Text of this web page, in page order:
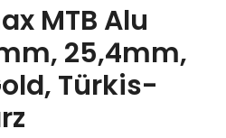
MTB Alu
25,4mm,
Türkis-